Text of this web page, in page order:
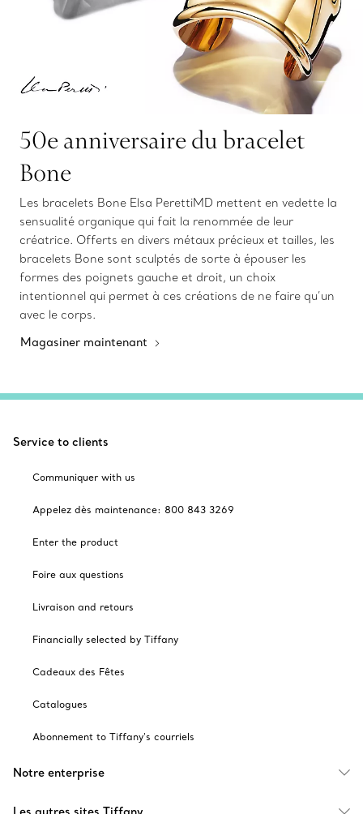
50e anniversaire du bracelet
Bone
Les bracelets Bone Elsa PerettiMD mettent en vedette la
sensualité organique qui fait la renommée de leur
créatrice. Offerts en divers métaux précieux et tailles, les
bracelets Bone sont sculptés de sorte à épouser les
formes des poignets gauche et droit, un choix
intentionnel qui permet à ces créations de ne faire qu’un
avec le corps.
Magasiner maintenant
Service to clients
Communiquer with us
Appelez dès maintenance: 800 843 3269
Enter the product
Foire aux questions
Livraison and retours
Financially selected by Tiffany
Cadeaux des Fêtes
Catalogues
Abonnement to Tiffany's courriels
Notre enterprise